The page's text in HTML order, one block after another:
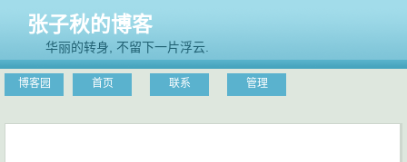
张子秋的博客
华丽的转身, 不留下一片浮云.
博客园 首页 联系 管理